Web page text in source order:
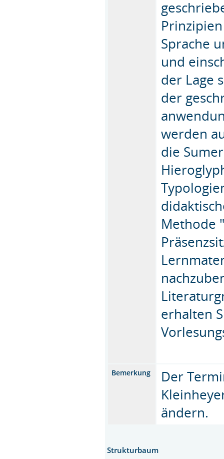
Sprache
und
der Lage
der
werden
die
Methode
erhalten
Bemerkung
Der
ändern.
Strukturbaum